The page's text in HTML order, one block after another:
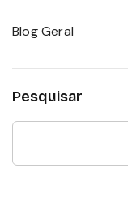
Blog Geral
Pesquisar